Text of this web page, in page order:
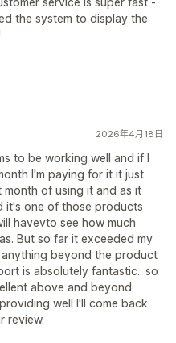
the system to display the
2026年4月18日
to be working well and if I
I'm paying for it it just
month of using it and as it
it's one of those products
havevto see how much
But so far it exceeded my
beyond the product
is absolutely fantastic.. so
above and beyond
well I'll come back
review.